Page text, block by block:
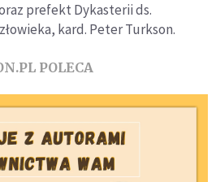
prefekt Dykasterii ds.
kard. Peter Turkson.
POLECA